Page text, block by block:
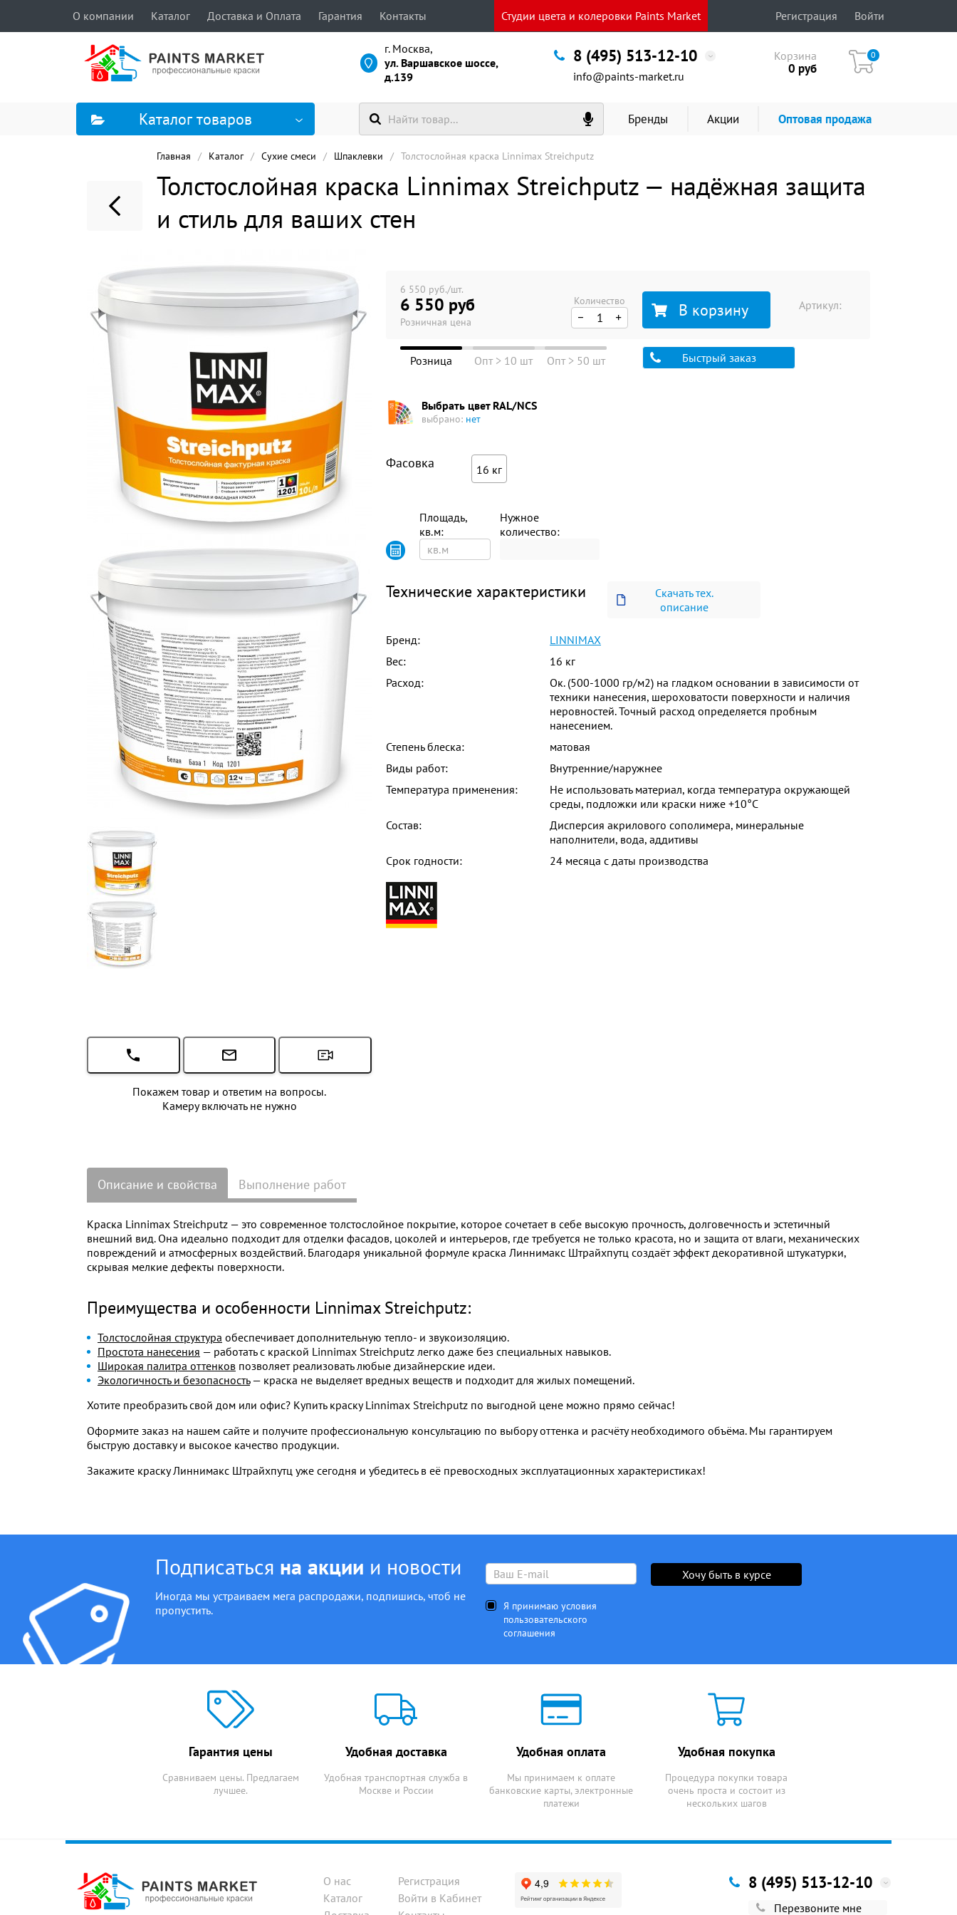
О компании Каталог Доставка и Оплата Гарантия Контакты Студии цвета и колеровки Paints Market Регистрация Войти
г. Москва,
ул. Варшавское шоссе,
д.139
8 (495) 513-12-10
info@paints-market.ru
Корзина
0 руб
0
Каталог товаров Бренды Акции Оптовая продажа
Главная Каталог Сухие смеси Шпаклевки Толстослойная краска Linnimax Streichputz
Толстослойная краска Linnimax Streichputz — надёжная защита
и стиль для ваших стен
Покажем товар и ответим на вопросы.
Камеру включать не нужно
6 550 руб./шт.
6 550 руб
Розничная цена
Количество В корзину Артикул:
Быстрый заказ
Розница Опт > 10 шт Опт > 50 шт
Выбрать цвет RAL/NCS
выбрано: нет
Фасовка 16 кг
Площадь,
кв.м:
Нужное
количество:
Технические характеристики
Скачать тех.
описание
Бренд:
LINNIMAX
Вес:
16 кг
Расход:
Ок. (500-1000 гр/м2) на гладком основании в зависимости от
техники нанесения, шероховатости поверхности и наличия
неровностей. Точный расход определяется пробным
нанесением.
Степень блеска:
матовая
Виды работ:
Внутренние/наружнее
Температура применения:
Не использовать материал, когда температура окружающей
среды, подложки или краски ниже +10°C
Состав:
Дисперсия акрилового сополимера, минеральные
наполнители, вода, аддитивы
Срок годности:
24 месяца с даты производства
Описание и свойства Выполнение работ
Краска Linnimax Streichputz — это современное толстослойное покрытие, которое сочетает в себе высокую прочность, долговечность и эстетичный
внешний вид. Она идеально подходит для отделки фасадов, цоколей и интерьеров, где требуется не только красота, но и защита от влаги, механических
повреждений и атмосферных воздействий. Благодаря уникальной формуле краска Линнимакс Штрайхпутц создаёт эффект декоративной штукатурки,
скрывая мелкие дефекты поверхности.
Преимущества и особенности Linnimax Streichputz:
Толстослойная структура обеспечивает дополнительную тепло- и звукоизоляцию.
Простота нанесения — работать с краской Linnimax Streichputz легко даже без специальных навыков.
Широкая палитра оттенков позволяет реализовать любые дизайнерские идеи.
Экологичность и безопасность— краска не выделяет вредных веществ и подходит для жилых помещений.
Хотите преобразить свой дом или офис? Купить краску Linnimax Streichputz по выгодной цене можно прямо сейчас!
Оформите заказ на нашем сайте и получите профессиональную консультацию по выбору оттенка и расчёту необходимого объёма. Мы гарантируем
быструю доставку и высокое качество продукции.
Закажите краску Линнимакс Штрайхпутц уже сегодня и убедитесь в её превосходных эксплуатационных характеристиках!
Подписаться на акции и новости
Иногда мы устраиваем мега распродажи, подпишись, чтоб не
пропустить.
Я принимаю условия
пользовательского
соглашения
Хочу быть в курсе
Гарантия цены
Сравниваем цены. Предлагаем
лучшее.
Удобная доставка
Удобная транспортная служба в
Москве и России
Удобная оплата
Мы принимаем к оплате
банковские карты, электронные
платежи
Удобная покупка
Процедура покупки товара
очень проста и состоит из
нескольких шагов
О нас
Каталог
Регистрация
Войти в Кабинет
8 (495) 513-12-10
Перезвоните мне